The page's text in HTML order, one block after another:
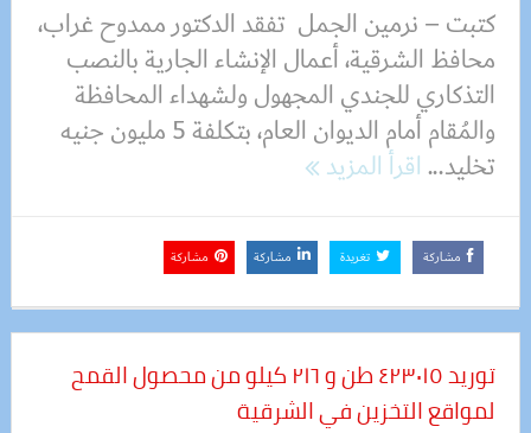
كتبت – نرمين الجمل تفقد الدكتور ممدوح غراب،
محافظ الشرقية، أعمال الإنشاء الجارية بالنصب
التذكاري للجندي المجهول ولشهداء المحافظة
والمُقام أمام الديوان العام، بتكلفة 5 مليون جنيه
تخليد...اقرأ المزيد
مشاركة تغريدة مشاركة مشاركة
توريد ٤٢٣٠١٥ طن و ٢١٦ كيلو من محصول القمح
لمواقع التخزين في الشرقية